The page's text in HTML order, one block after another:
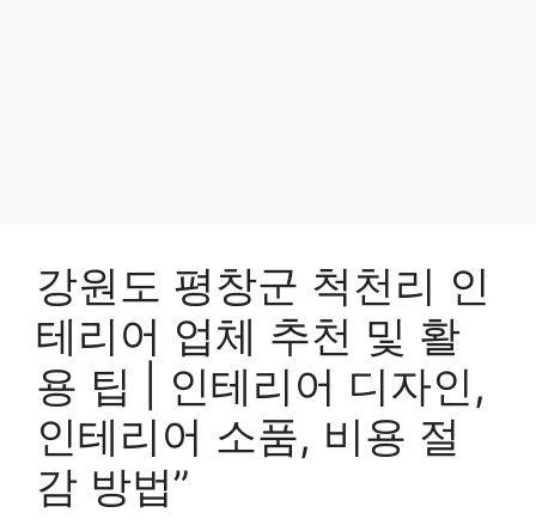
강원도 평창군 척천리 인
테리어 업체 추천 및 활
용 팁 | 인테리어 디자인,
인테리어 소품, 비용 절
감 방법”